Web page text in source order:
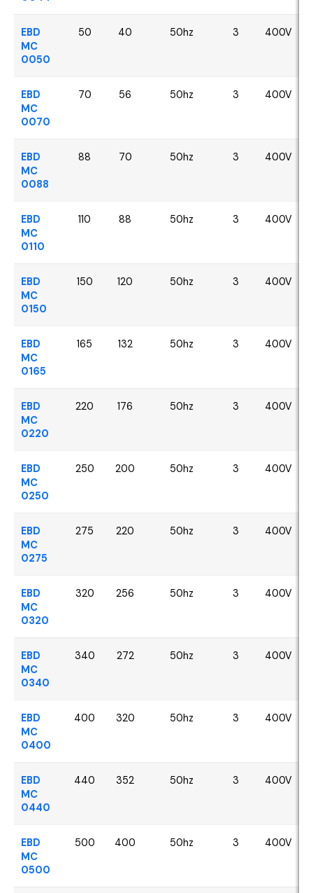
EBD
MC
0050
50 40 50hz 3 400V
EBD
MC
0070
70 56 50hz 3 400V
EBD
MC
0088
88 70 50hz 3 400V
EBD
MC
0110
110 88 50hz 3 400V
EBD
MC
0150
150 120 50hz 3 400V
EBD
MC
0165
165 132 50hz 3 400V
EBD
MC
0220
220 176 50hz 3 400V
EBD
MC
0250
250 200 50hz 3 400V
EBD
MC
0275
275 220 50hz 3 400V
EBD
MC
0320
320 256 50hz 3 400V
EBD
MC
0340
340 272 50hz 3 400V
EBD
MC
0400
400 320 50hz 3 400V
EBD
MC
0440
440 352 50hz 3 400V
EBD
MC
0500
500 400 50hz 3 400V